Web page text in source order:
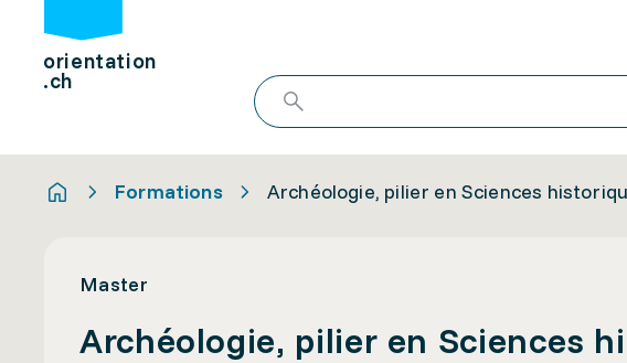
orientation
.ch
Formations Archéologie, pilier en Sciences
Master
Archéologie, pilier en Sciences